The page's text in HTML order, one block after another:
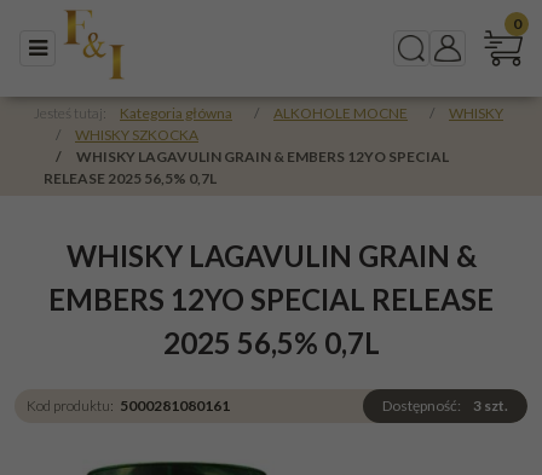
Menu SzukajPanel
0
Jesteś tutaj: Kategoria główna / ALKOHOLE MOCNE /
WHISKY
/
WHISKY SZKOCKA
/
WHISKY LAGAVULIN GRAIN & EMBERS 12YO SPECIAL
RELEASE 2025 56,5% 0,7L
WHISKY LAGAVULIN GRAIN &
EMBERS 12YO SPECIAL RELEASE
2025 56,5% 0,7L
Kod produktu: 5000281080161 Dostępność: 3 szt.